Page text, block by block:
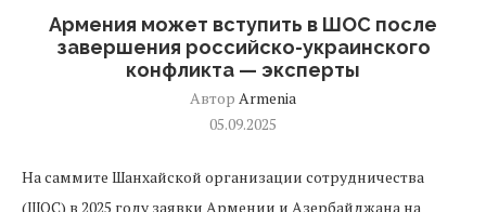
Армения может вступить в ШОС после
завершения российско-украинского
конфликта — эксперты
Автор Armenia
05.09.2025
На саммите Шанхайской организации сотрудничества
(ШОС) в 2025 году заявки Армении и Азербайджана на